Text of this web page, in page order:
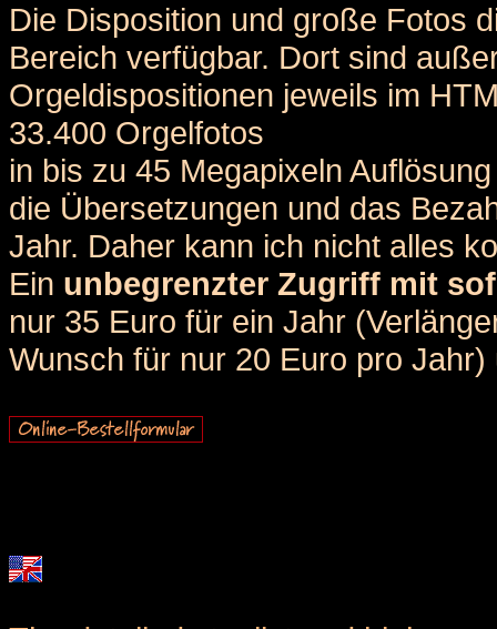
Die Disposition und große Fotos
Bereich verfügbar. Dort sind
Orgeldispositionen jeweils im
33.400 Orgelfotos
in bis zu 45 Megapixeln
die Übersetzungen und das
Jahr. Daher kann ich nicht alles
Ein unbegrenzter Zugriff mit
nur 35 Euro für ein Jahr
Wunsch für nur 20 Euro pro